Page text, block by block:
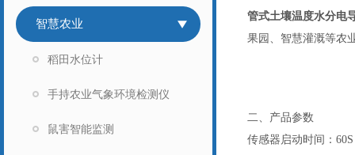
智慧农业
稻田水位计
手持农业气象环境检测仪
鼠害智能监测
管式土壤温度水分电
果园、智慧灌溉等农
二、产品参数
传感器启动时间：60S